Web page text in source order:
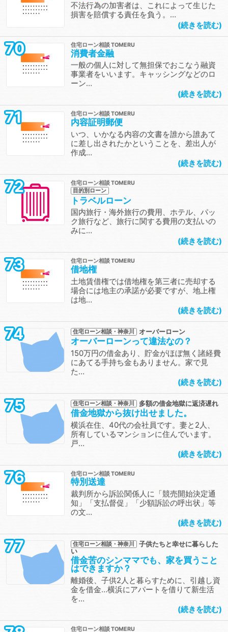
不法行為の加害者は、これによって生じた
損害を賠償する責任を負う。…
続きを読む
70 住宅ローン相談
消費者金融
一般の個人に対して無担保でおこなう融資
事業者をいいます。キャッシングなどのロ
ーン…
続きを読む
71 住宅ローン相談
内容証明郵便
いつ、いかなる内容の文書を誰から誰あて
に差し出されたかということを、差出人が
作成…
続きを読む
72
住宅ローン相談
目的別ローン
トラベルローン
国内旅行・海外旅行の費用、ホテル、パッ
ク旅行など、旅行に関する費用の支払いの
みに…
続きを読む
73 住宅ローン相談
借地権
土地賃借権では借地権を第三者に売却する
場合には地主の承諾が必要ですが、地上権
は地…
続きを読む
74 住宅ローン相談・神奈川 オーバーローン
オーバーローンって違法なの？
150万円の借金あり、貯金がほぼ無く諸経費
にあてる手持ち金もありません。家で見
た…
続きを読む
75 住宅ローン相談・神奈川 多額の借金地獄に返済遅れ
借金地獄から抜け出せました。
横浜在住、40代の会社員です。妻と2人、
所有しているマンションに住んでいます。
戸…
続きを読む
76 住宅ローン相談
特別送達
裁判所から訴訟関係人に「競売開始決定通
知」「支払督促」「少額訴訟の呼出状」等
の文…
続きを読む
77 住宅ローン相談・神奈川
子供たちと幸せに暮らした
い
借金苦のシンママでも、家を買うこと
はできますか？
離婚後、子供2人と暮らすために、引越し資
金を借金…横浜にアパートを借りて新生活
を…
続きを読む
住宅ローン相談